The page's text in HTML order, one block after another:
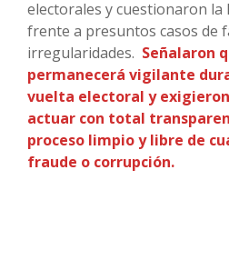
electorales y cuestionaron la
frente a presuntos casos de
irregularidades. Señalaron
permanecerá vigilante
vuelta electoral y
actuar con total
proceso limpio y libre de
fraude o corrupción.